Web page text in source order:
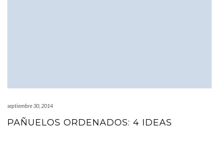
septiembre 30, 2014
PAÑUELOS ORDENADOS: 4 IDEAS